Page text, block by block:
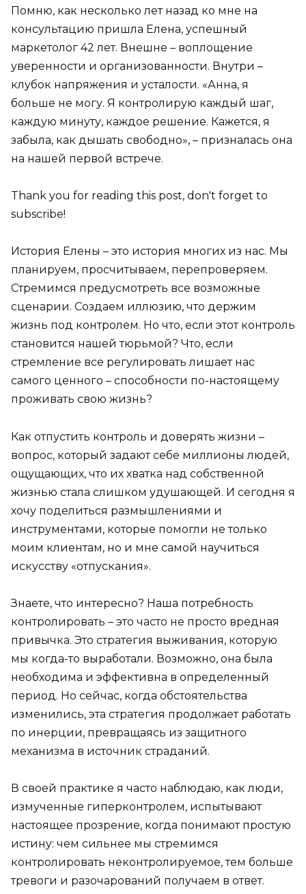
Помню, как несколько лет назад ко мне на
консультацию пришла Елена, успешный
маркетолог 42 лет. Внешне – воплощение
уверенности и организованности. Внутри –
клубок напряжения и усталости. «Анна, я
больше не могу. Я контролирую каждый шаг,
каждую минуту, каждое решение. Кажется, я
забыла, как дышать свободно», – призналась она
на нашей первой встрече.
Thank you for reading this post, don't forget to
subscribe!
История Елены – это история многих из нас. Мы
планируем, просчитываем, перепроверяем.
Стремимся предусмотреть все возможные
сценарии. Создаем иллюзию, что держим
жизнь под контролем. Но что, если этот контроль
становится нашей тюрьмой? Что, если
стремление все регулировать лишает нас
самого ценного – способности по-настоящему
проживать свою жизнь?
Как отпустить контроль и доверять жизни –
вопрос, который задают себе миллионы людей,
ощущающих, что их хватка над собственной
жизнью стала слишком удушающей. И сегодня я
хочу поделиться размышлениями и
инструментами, которые помогли не только
моим клиентам, но и мне самой научиться
искусству «отпускания».
Знаете, что интересно? Наша потребность
контролировать – это часто не просто вредная
привычка. Это стратегия выживания, которую
мы когда-то выработали. Возможно, она была
необходима и эффективна в определенный
период. Но сейчас, когда обстоятельства
изменились, эта стратегия продолжает работать
по инерции, превращаясь из защитного
механизма в источник страданий.
В своей практике я часто наблюдаю, как люди,
измученные гиперконтролем, испытывают
настоящее прозрение, когда понимают простую
истину: чем сильнее мы стремимся
контролировать неконтролируемое, тем больше
тревоги и разочарований получаем в ответ.